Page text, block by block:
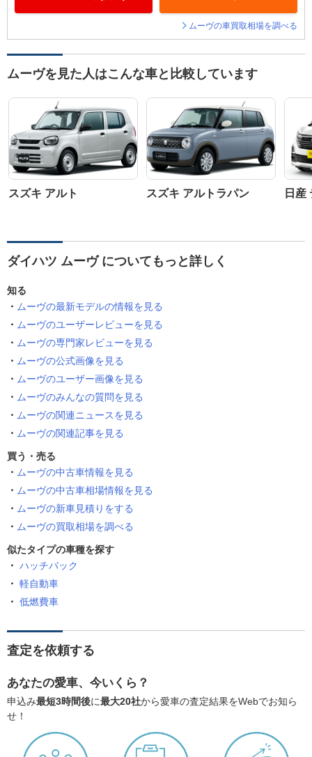
ムーヴの車買取相場を調べる
ムーヴを見た人はこんな車と比較しています
スズキ アルト スズキ アルトラパン 日産
ダイハツ ムーヴ についてもっと詳しく
知る
ムーヴの最新モデルの情報を見る
ムーヴのユーザーレビューを見る
ムーヴの専門家レビューを見る
ムーヴの公式画像を見る
ムーヴのユーザー画像を見る
ムーヴのみんなの質問を見る
ムーヴの関連ニュースを見る
ムーヴの関連記事を見る
買う・売る
ムーヴの中古車情報を見る
ムーヴの中古車相場情報を見る
ムーヴの新車見積りをする
ムーヴの買取相場を調べる
似たタイプの車種を探す
ハッチバック
軽自動車
低燃費車
査定を依頼する
あなたの愛車、今いくら？
申込み最短3時間後に最大20社から愛車の査定結果をWebでお知ら
せ！